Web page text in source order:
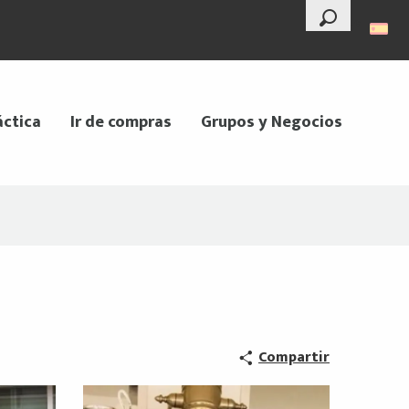
--°
Buscar
Ir de compras Grupos y Negocios
Compartir